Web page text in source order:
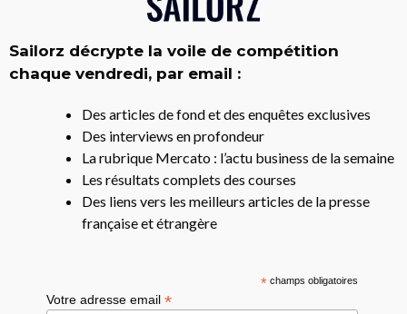
Sailorz décrypte la voile de compétition
chaque vendredi, par email :
Des articles de fond et des enquêtes exclusives
Des interviews en profondeur
La rubrique Mercato : l’actu business de la semaine
Les résultats complets des courses
Des liens vers les meilleurs articles de la presse
française et étrangère
*champs obligatoires
Votre adresse email*